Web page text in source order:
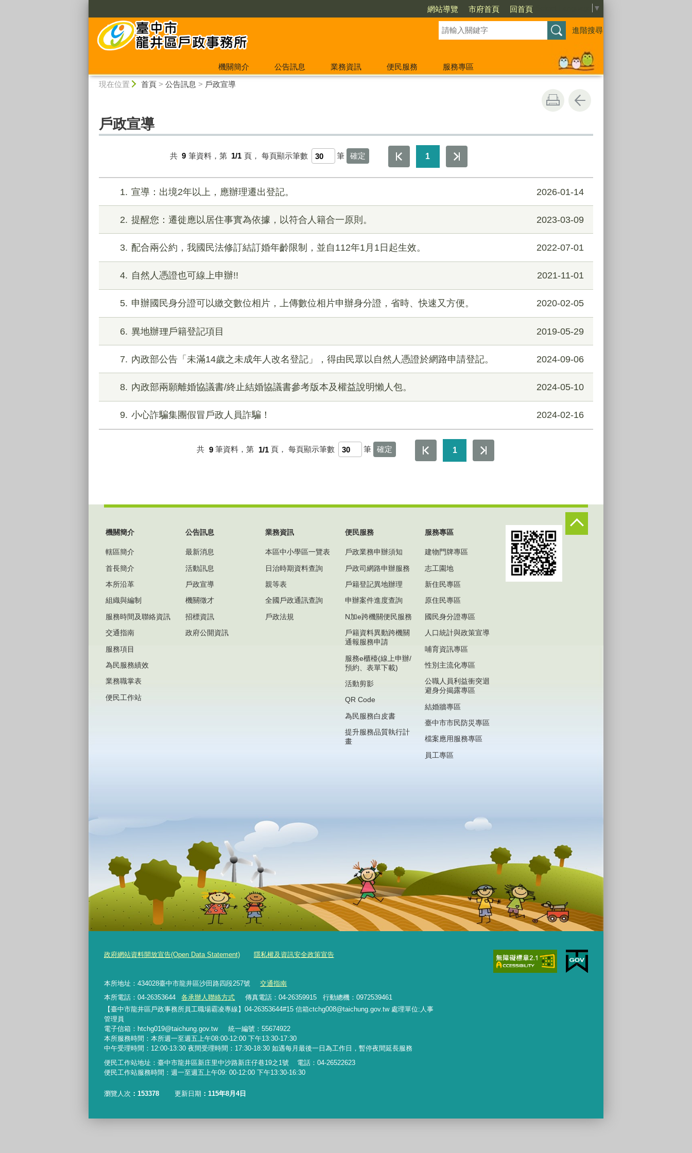
網站導覽 市府首頁 回首頁 ▼
進階搜尋
機關簡介 公告訊息 業務資訊 便民服務
服務專區
現在位置 首頁> 公告訊息 > 戶政宣導
戶政宣導
共 9 筆資料，第 1/1 頁， 每頁顯示筆數 筆 1
1 宣導：出境2年以上，應辦理遷出登記。 2026-01-14
2 提醒您：遷徙應以居住事實為依據，以符合人籍合一原則。 2023-03-09
3 配合兩公約，我國民法修訂結訂婚年齡限制，並自112年1月1日起生效。 2022-07-01
4 自然人憑證也可線上申辦!! 2021-11-01
5 申辦國民身分證可以繳交數位相片，上傳數位相片申辦身分證，省時、快速又方便。 2020-02-05
6 異地辦理戶籍登記項目 2019-05-29
7 內政部公告「未滿14歲之未成年人改名登記」，得由民眾以自然人憑證於網路申請登記。 2024-09-06
8 內政部兩願離婚協議書/終止結婚協議書參考版本及權益說明懶人包。 2024-05-10
9 小心詐騙集團假冒戶政人員詐騙！ 2024-02-16
共 9 筆資料，第 1/1 頁， 每頁顯示筆數 筆 1
機關簡介
轄區簡介
首長簡介
本所沿革
組織與編制
服務時間及聯絡資訊
交通指南
服務項目
為民服務績效
業務職掌表
便民工作站
公告訊息
最新消息
活動訊息
戶政宣導
機關徵才
招標資訊
政府公開資訊
業務資訊
本區中小學區一覽表
日治時期資料查詢
親等表
全國戶政通訊查詢
戶政法規
便民服務
戶政業務申辦須知
戶政司網路申辦服務
戶籍登記異地辦理
申辦案件進度查詢
N加e跨機關便民服務
戶籍資料異動跨機關
通報服務申請
服務e櫃檯(線上申辦/
預約、表單下載)
活動剪影
QR Code
為民服務白皮書
提升服務品質執行計
畫
服務專區
建物門牌專區
志工園地
新住民專區
原住民專區
國民身分證專區
人口統計與政策宣導
哺育資訊專區
性別主流化專區
公職人員利益衝突迴
避身分揭露專區
結婚牆專區
臺中市市民防災專區
檔案應用服務專區
員工專區
政府網站資料開放宣告(Open Data Statement) 隱私權及資訊安全政策宣告
本所地址： 434028臺中市龍井區沙田路四段257號
交通指南
本所電話：04-26353644
各承辦人聯絡方式
傳真電話：04-26359915 行動總機：0972539461
【臺中市龍井區戶政事務所員工職場霸凌專線】04-26353644#15 信箱ctchg008@taichung.gov.tw 處理單位: 人事
管理員
電子信箱：htchg019@taichung.gov.tw 統一編號：55674922
本所服務時間：本所週一至週五上午08:00-12:00 下午13:30-17:30
中午受理時間：12:00-13:30 夜間受理時間：17:30-18:30 如遇每月最後一日為工作日，暫停夜間延長服務
便民工作站地址：臺中市龍井區新庄里中沙路新庄仔巷19之1號 電話：04-26522623
便民工作站服務時間：週一至週五上午09: 00-12:00 下午13:30-16:30
瀏覽人次 153378 更新日期 115年8月4日